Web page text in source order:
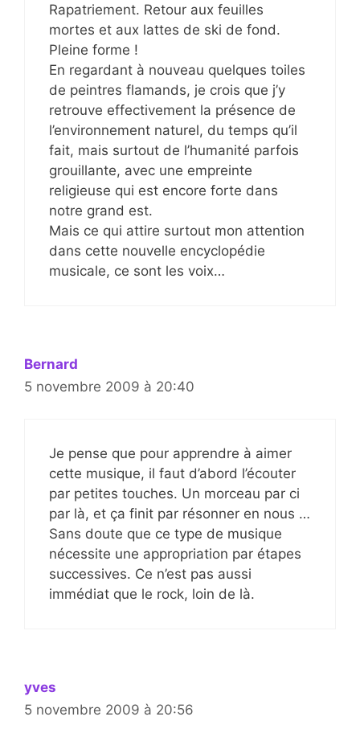
Rapatriement. Retour aux feuilles
mortes et aux lattes de ski de fond.
Pleine forme !
En regardant à nouveau quelques toiles
de peintres flamands, je crois que j’y
retrouve effectivement la présence de
l’environnement naturel, du temps qu’il
fait, mais surtout de l’humanité parfois
grouillante, avec une empreinte
religieuse qui est encore forte dans
notre grand est.
Mais ce qui attire surtout mon attention
dans cette nouvelle encyclopédie
musicale, ce sont les voix…
Bernard
5 novembre 2009 à 20:40
Je pense que pour apprendre à aimer
cette musique, il faut d’abord l’écouter
par petites touches. Un morceau par ci
par là, et ça finit par résonner en nous …
Sans doute que ce type de musique
nécessite une appropriation par étapes
successives. Ce n’est pas aussi
immédiat que le rock, loin de là.
yves
5 novembre 2009 à 20:56